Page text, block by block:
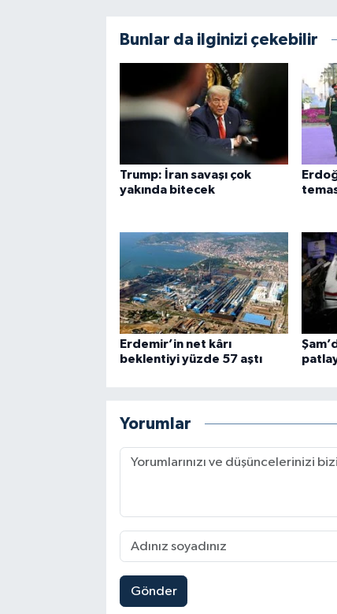
Bunlar da ilginizi çekebilir
Trump: İran savaşı çok
yakında bitecek
Erdemir’in net kârı
beklentiyi yüzde 57 aştı
Yorumlar
Gönder